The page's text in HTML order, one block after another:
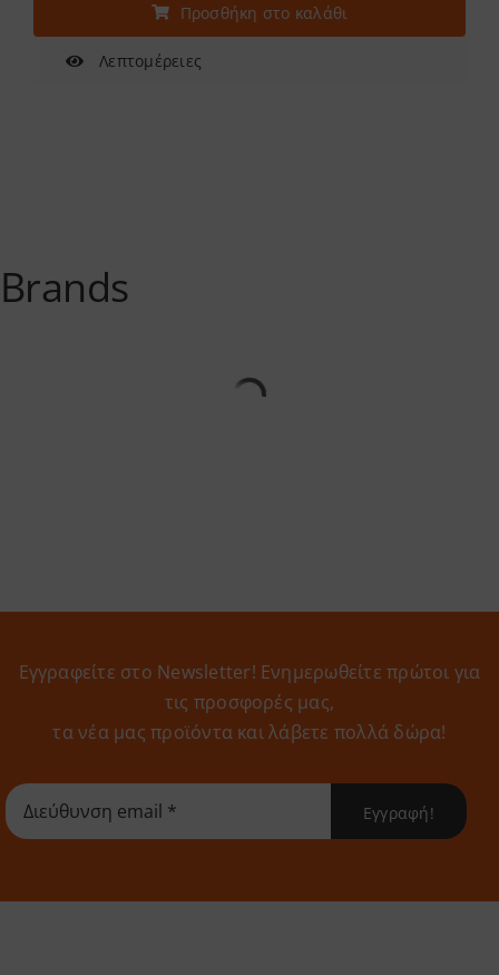
Προσθήκη στο καλάθι
Λεπτομέρειες
Brands
Εγγραφείτε στο Newsletter! Eνημερωθείτε πρώτοι για
τις προσφορές μας,
τα νέα μας προϊόντα και λάβετε πολλά δώρα!
Εγγραφή!